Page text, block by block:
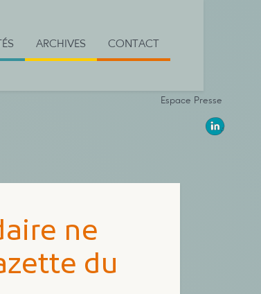
ARCHIVES CONTACT
Espace Presse
ne
du